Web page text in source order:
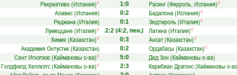
Рекреативо (Испания) с 1:0 Расинг (Ферроль, Испания) с
Алавес (Испания) 0:2 Бадалона (Испания) с
Реджана (Италия) 0:1 Зюдтироль (Италия) с
Лумеццане (Италия) с 2:2 (4:2, пен.) Латина (Италия) с
Химик (Казахстан) с 0:3 Ансат (Казахстан) с
Академия Онтустик (Казахстан) 0:2 Ордабасы (Казахстан) с
Сент Игнэтиэс (Каймановы о-ва) с 5:0
Дед Зон (Каймановы о-ва)
Голдфилд Хеллкэтс (Каймановы о-ва) с 2:3
Карибиан Дрэгонс (Каймановы о-